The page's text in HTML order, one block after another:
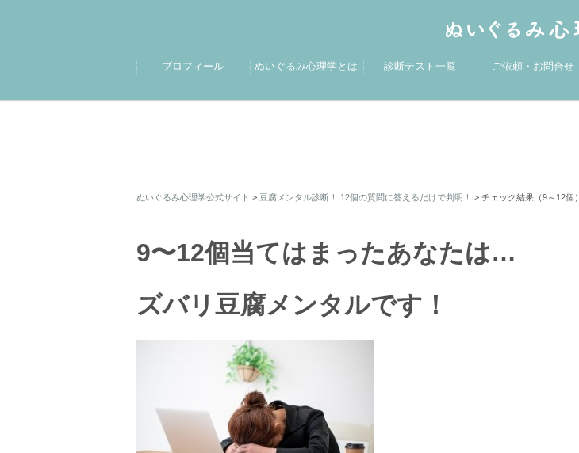
プロフィール ぬいぐるみ心理学とは 診断テスト一覧 ご依頼・お問合せ
ぬいぐるみ心理学公式サイト > 豆腐メンタル診断！ 12個の質問に答えるだけで判明！ > チェック結果（9～12個）
9〜12個当てはまったあなたは…
ズバリ豆腐メンタルです！